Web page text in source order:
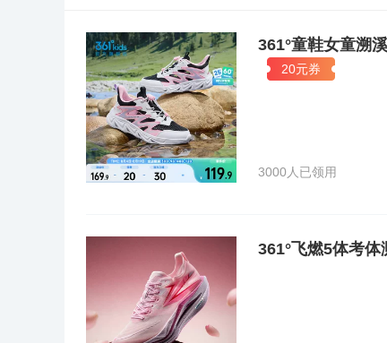
以及北京公关公司、广州亚运项目执行中心，建立畅
遗余力的履行企业的社会责任，积极参加助学、扶贫
做出反应，先后向灾区送出款物超千万元，用实际行
念，在“共享共赢”的核心理念指引下，为推动中国体
361°童鞋女童溯
20元券
3000人已领用
361°飞燃5体考